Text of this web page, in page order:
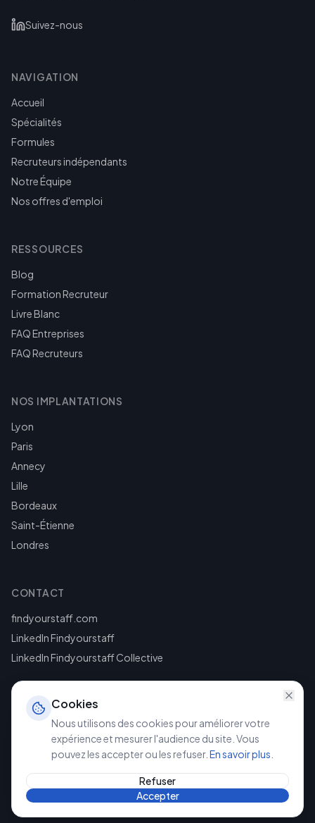
Suivez-nous
NAVIGATION
Accueil
Spécialités
Formules
Recruteurs indépendants
Notre Équipe
Nos offres d'emploi
RESSOURCES
Blog
Formation Recruteur
Livre Blanc
FAQ Entreprises
FAQ Recruteurs
NOS IMPLANTATIONS
Lyon
Paris
Annecy
Lille
Bordeaux
Saint-Étienne
Londres
CONTACT
findyourstaff.com
LinkedIn Findyourstaff
LinkedIn Findyourstaff Collective
©2026Findyourstaff. Tous droits réservés.
Politique de confidentialité
Cookies
Nous utilisons des cookies pour améliorer votre
expérience et mesurer l'audience du site. Vous
pouvez les accepter ou les refuser. En savoir plus
Refuser
Accepter